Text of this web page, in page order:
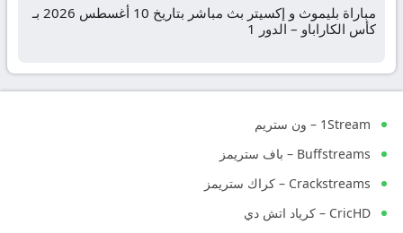
مباراة بليموث و إكسيتر بث مباشر بتاريخ 10 أغسطس 2026 بـ
كأس الكاراباو – الدور 1
1Stream – ون ستريم
Buffstreams – باف ستريمز
Crackstreams – كراك ستريمز
CricHD – كرياد اتش دي